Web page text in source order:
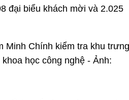
đại biểu khách mời và 2.025